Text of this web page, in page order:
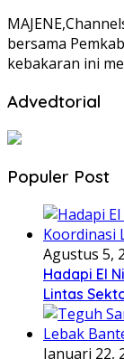
bersama
kebakaran ini
Advedtorial
Populer Post
Agustus 5,
Hadapi El
Lintas
Januari 22,